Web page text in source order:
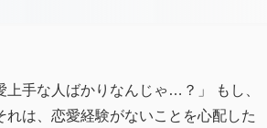
手な人ばかりなんじゃ…？」 もし、
は、恋愛経験がないことを心配した